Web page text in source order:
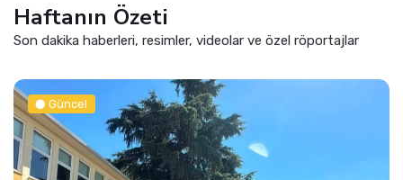
Haftanın Özeti
Son dakika haberleri, resimler, videolar ve özel röportajlar
Siyaset